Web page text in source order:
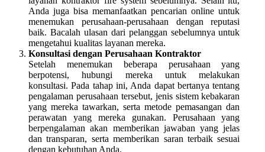
Anda juga bisa memanfaatkan pencarian online untuk
menemukan perusahaan-perusahaan dengan reputasi
baik. Bacalah ulasan dari pelanggan sebelumnya untuk
mengetahui kualitas layanan mereka.
Konsultasi dengan Perusahaan Kontraktor
Setelah menemukan beberapa perusahaan yang
berpotensi, hubungi mereka untuk melakukan
konsultasi. Pada tahap ini, Anda dapat bertanya tentang
pengalaman perusahaan tersebut, jenis sistem kebakaran
yang mereka tawarkan, serta metode pemasangan dan
perawatan yang mereka gunakan. Perusahaan yang
berpengalaman akan memberikan jawaban yang jelas
dan transparan, serta memberikan saran terbaik sesuai
dengan kebutuhan Anda.